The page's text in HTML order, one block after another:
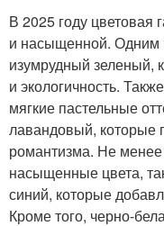
В 2025 году цветовая
и насыщенной. Одним
изумрудный зеленый,
и экологичность.
мягкие пастельные
лавандовый, которые
романтизма. Не
насыщенные цвета,
синий, которые
Кроме того, черно-